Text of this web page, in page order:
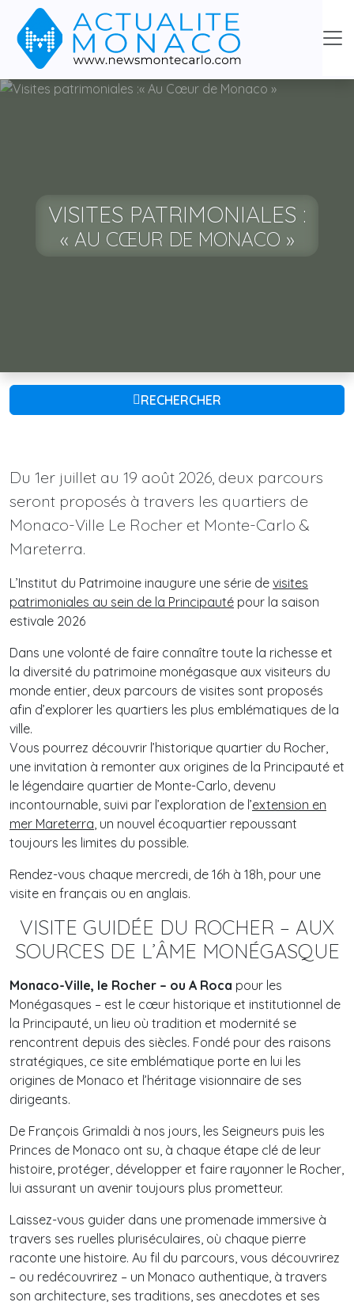
VISITES PATRIMONIALES :
« AU CŒUR DE MONACO »
RECHERCHER
Du 1er juillet au 19 août 2026, deux parcours
seront proposés à travers les quartiers de
Monaco-Ville Le Rocher et Monte-Carlo &
Mareterra.
L’Institut du Patrimoine inaugure une série de visites
patrimoniales au sein de la Principauté pour la saison
estivale 2026
Dans une volonté de faire connaître toute la richesse et
la diversité du patrimoine monégasque aux visiteurs du
monde entier, deux parcours de visites sont proposés
afin d’explorer les quartiers les plus emblématiques de la
ville.
Vous pourrez découvrir l’historique quartier du Rocher,
une invitation à remonter aux origines de la Principauté et
le légendaire quartier de Monte-Carlo, devenu
incontournable, suivi par l’exploration de l’extension en
mer Mareterra, un nouvel écoquartier repoussant
toujours les limites du possible.
Rendez-vous chaque mercredi, de 16h à 18h, pour une
visite en français ou en anglais.
VISITE GUIDÉE DU ROCHER – AUX
SOURCES DE L’ÂME MONÉGASQUE
Monaco-Ville, le Rocher – ou A Roca pour les
Monégasques – est le cœur historique et institutionnel de
la Principauté, un lieu où tradition et modernité se
rencontrent depuis des siècles. Fondé pour des raisons
stratégiques, ce site emblématique porte en lui les
origines de Monaco et l’héritage visionnaire de ses
dirigeants.
De François Grimaldi à nos jours, les Seigneurs puis les
Princes de Monaco ont su, à chaque étape clé de leur
histoire, protéger, développer et faire rayonner le Rocher,
lui assurant un avenir toujours plus prometteur.
Laissez-vous guider dans une promenade immersive à
travers ses ruelles pluriséculaires, où chaque pierre
raconte une histoire. Au fil du parcours, vous découvrirez
– ou redécouvrirez – un Monaco authentique, à travers
son architecture, ses traditions, ses anecdotes et ses